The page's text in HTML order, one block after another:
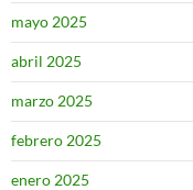
mayo 2025
abril 2025
marzo 2025
febrero 2025
enero 2025